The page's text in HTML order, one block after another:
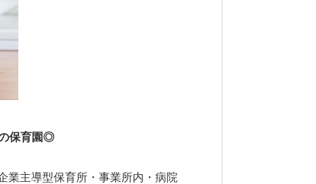
保育園◎
業主導型保育所・事業所内・病院